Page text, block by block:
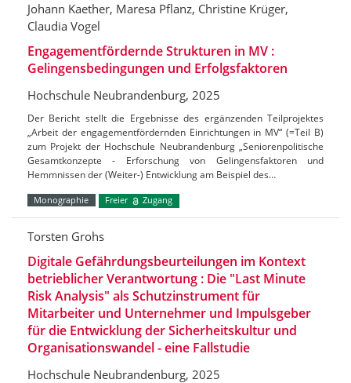
Johann Kaether, Maresa Pflanz, Christine Krüger,
Claudia Vogel
Engagementfördernde Strukturen in MV :
Gelingensbedingungen und Erfolgsfaktoren
Hochschule Neubrandenburg, 2025
Der Bericht stellt die Ergebnisse des ergänzenden Teilprojektes
„Arbeit der engagementfördernden Einrichtungen in MV“ (=Teil B)
zum Projekt der Hochschule Neubrandenburg „Seniorenpolitische
Gesamtkonzepte - Erforschung von Gelingensfaktoren und
Hemmnissen der (Weiter-) Entwicklung am Beispiel des…
Monographie Freier Zugang
Torsten Grohs
Digitale Gefährdungsbeurteilungen im Kontext
betrieblicher Verantwortung : Die "Last Minute
Risk Analysis" als Schutzinstrument für
Mitarbeiter und Unternehmer und Impulsgeber
für die Entwicklung der Sicherheitskultur und
Organisationswandel - eine Fallstudie
Hochschule Neubrandenburg, 2025